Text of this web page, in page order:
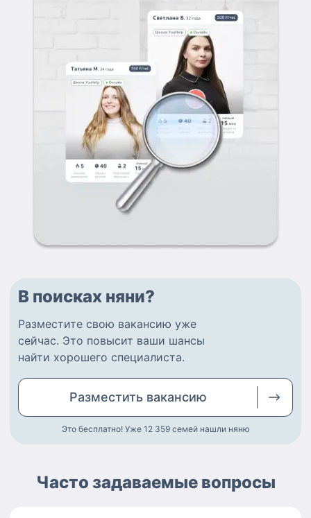
В поисках няни?
Разместите свою вакансию уже
сейчас. Это повысит ваши шансы
найти хорошего специалиста.
Разместить вакансию
Это бесплатно! Уже 12 359 семей нашли няню
Часто задаваемые вопросы